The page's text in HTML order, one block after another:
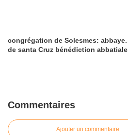
congrégation de Solesmes: abbaye.
de santa Cruz bénédiction abbatiale
Commentaires
Ajouter un commentaire